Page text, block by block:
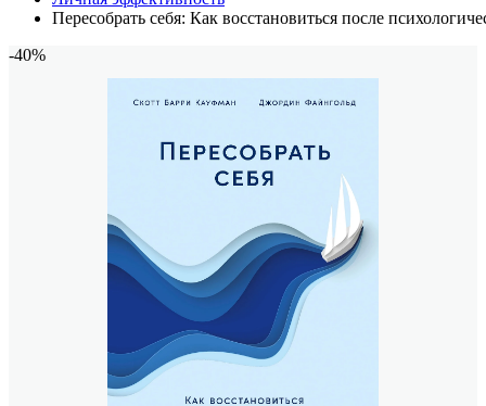
Пересобрать себя: Как восстановиться после
-40%